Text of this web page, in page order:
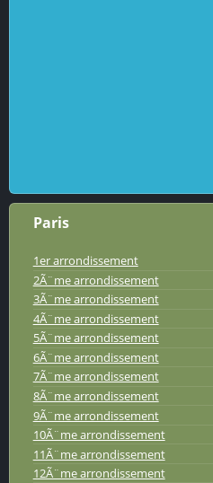
Paris
1er arrondissement
2Ã¨me arrondissement
3Ã¨me arrondissement
4Ã¨me arrondissement
5Ã¨me arrondissement
6Ã¨me arrondissement
7Ã¨me arrondissement
8Ã¨me arrondissement
9Ã¨me arrondissement
10Ã¨me arrondissement
11Ã¨me arrondissement
12Ã¨me arrondissement